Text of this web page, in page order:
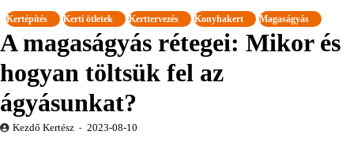
Kertépítés Kerti ötletek Kerttervezés Konyhakert Magaságyás
A magaságyás rétegei: Mikor és
hogyan töltsük fel az
ágyásunkat?
Kezdő Kertész 2023-08-10